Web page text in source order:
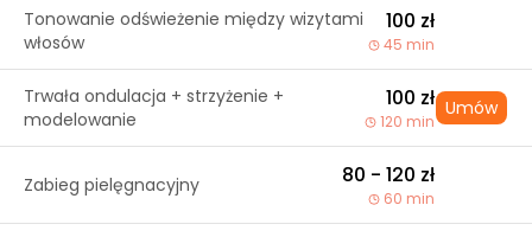
Tonowanie odświeżenie między wizytami
włosów
100 zł
45 min
Trwała ondulacja + strzyżenie +
modelowanie
100 zł
120 min
Umów
Zabieg pielęgnacyjny 80 - 120 zł
60 min